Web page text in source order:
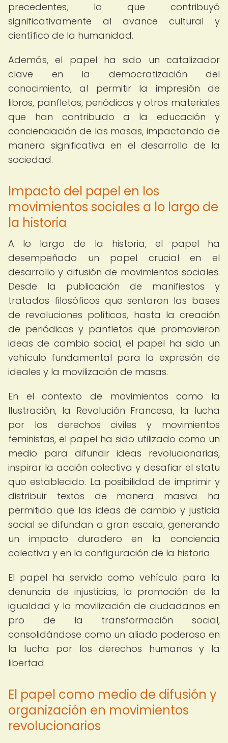
precedentes, lo que contribuyó
significativamente al avance cultural y
científico de la humanidad.
Además, el papel ha sido un catalizador
clave en la democratización del
conocimiento, al permitir la impresión de
libros, panfletos, periódicos y otros materiales
que han contribuido a la educación y
concienciación de las masas, impactando de
manera significativa en el desarrollo de la
sociedad.
Impacto del papel en los
movimientos sociales a lo largo de
la historia
A lo largo de la historia, el papel ha
desempeñado un papel crucial en el
desarrollo y difusión de movimientos sociales.
Desde la publicación de manifiestos y
tratados filosóficos que sentaron las bases
de revoluciones políticas, hasta la creación
de periódicos y panfletos que promovieron
ideas de cambio social, el papel ha sido un
vehículo fundamental para la expresión de
ideales y la movilización de masas.
En el contexto de movimientos como la
Ilustración, la Revolución Francesa, la lucha
por los derechos civiles y movimientos
feministas, el papel ha sido utilizado como un
medio para difundir ideas revolucionarias,
inspirar la acción colectiva y desafiar el statu
quo establecido. La posibilidad de imprimir y
distribuir textos de manera masiva ha
permitido que las ideas de cambio y justicia
social se difundan a gran escala, generando
un impacto duradero en la conciencia
colectiva y en la configuración de la historia.
El papel ha servido como vehículo para la
denuncia de injusticias, la promoción de la
igualdad y la movilización de ciudadanos en
pro de la transformación social,
consolidándose como un aliado poderoso en
la lucha por los derechos humanos y la
libertad.
El papel como medio de difusión y
organización en movimientos
revolucionarios